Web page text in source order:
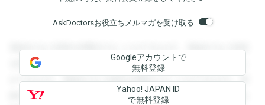
AskDoctorsお役立ちメルマガを受け取る
登録すると回答を閲覧することができます。登録すると回答
を閲覧することができます。登録すると回答を閲覧すること
ができます。登録すると回答を閲覧することができます。登
録すると回答を閲覧することができます。登録すると回答を
Googleアカウントで
無料登録
Yahoo! JAPAN ID
で無料登録